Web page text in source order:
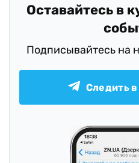
Оставайтесь в
Подписывайтесь на
Следить